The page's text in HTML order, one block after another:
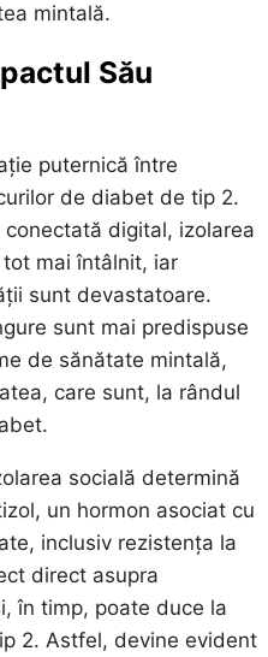
mintală.
Său
puternică între
de diabet de tip 2.
digital, izolarea
mai întâlnit, iar
sunt devastatoare.
sunt mai predispuse
de sănătate mintală,
care sunt, la rândul
socială determină
un hormon asociat cu
inclusiv rezistența la
direct asupra
în timp, poate duce la
2. Astfel, devine evident